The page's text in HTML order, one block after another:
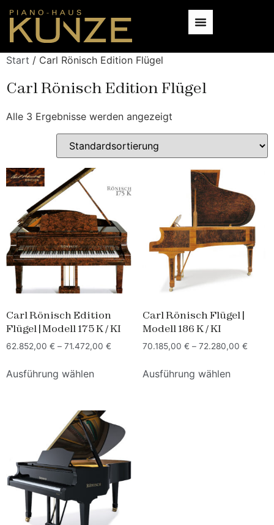
Start / Carl Rönisch Edition Flügel
Carl Rönisch Edition Flügel
Alle 3 Ergebnisse werden angezeigt
Carl Rönisch Edition
Flügel | Modell 175 K / KI
62.852,00 € – 71.472,00 €
Ausführung wählen
Carl Rönisch Flügel |
Modell 186 K / KI
70.185,00 € – 72.280,00 €
Ausführung wählen